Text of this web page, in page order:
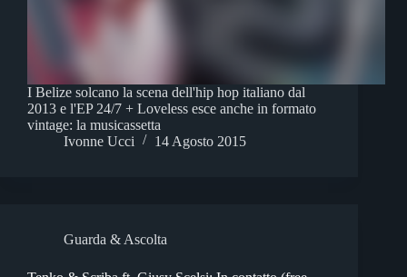
I Belize solcano la scena dell'hip hop italiano dal
2013 e l'EP 24/7 + Loveless esce anche in formato
vintage: la musicassetta
Ivonne Ucci
14 Agosto 2015
Guarda & Ascolta